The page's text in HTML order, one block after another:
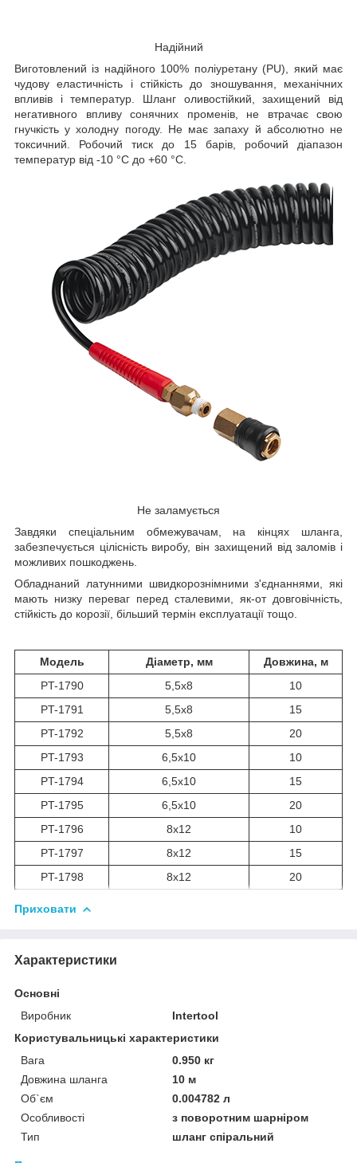
Надійний
Виготовлений із надійного 100% поліуретану (PU), який має
чудову еластичність і стійкість до зношування, механічних
впливів і температур. Шланг оливостійкий, захищений від
негативного впливу сонячних променів, не втрачає свою
гнучкість у холодну погоду. Не має запаху й абсолютно не
токсичний. Робочий тиск до 15 барів, робочий діапазон
температур від -10 °C до +60 °C.
Не заламується
Завдяки спеціальним обмежувачам, на кінцях шланга,
забезпечується цілісність виробу, він захищений від заломів і
можливих пошкоджень.
Обладнаний латунними швидкорознімними з'єднаннями, які
мають низку переваг перед сталевими, як-от довговічність,
стійкість до корозії, більший термін експлуатації тощо.
Модель Діаметр, мм
Довжина, м
PT-1790
5,5х8
10
PT-1791
5,5х8
15
PT-1792
5,5х8
20
PT-1793
6,5х10
10
PT-1794
6,5х10
15
PT-1795
6,5х10
20
PT-1796
8х12
10
PT-1797
8х12
15
PT-1798
8х12 20
Приховати
Характеристики
Основні
Виробник
Intertool
Користувальницькі характеристики
Вага
0.950 кг
Довжина шланга
10 м
Об`єм
0.004782 л
Особливості
з поворотним шарніром
Тип
шланг спіральний